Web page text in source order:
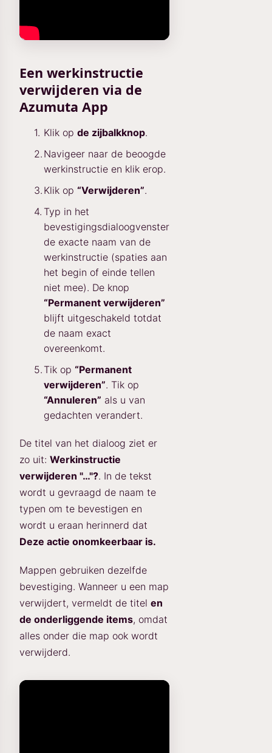
Een werkinstructie
verwijderen via de
Azumuta App
Klik op de zijbalkknop.
Navigeer naar de beoogde
werkinstructie en klik erop.
Klik op “Verwijderen”.
Typ in het
bevestigingsdialoogvenster
de exacte naam van de
werkinstructie (spaties aan
het begin of einde tellen
niet mee). De knop
“Permanent verwijderen”
blijft uitgeschakeld totdat
de naam exact
overeenkomt.
Tik op “Permanent
verwijderen”. Tik op
“Annuleren” als u van
gedachten verandert.
De titel van het dialoog ziet er
zo uit: Werkinstructie
verwijderen "…"?. In de tekst
wordt u gevraagd de naam te
typen om te bevestigen en
wordt u eraan herinnerd dat
Deze actie onomkeerbaar is.
Mappen gebruiken dezelfde
bevestiging. Wanneer u een map
verwijdert, vermeldt de titel en
de onderliggende items, omdat
alles onder die map ook wordt
verwijderd.